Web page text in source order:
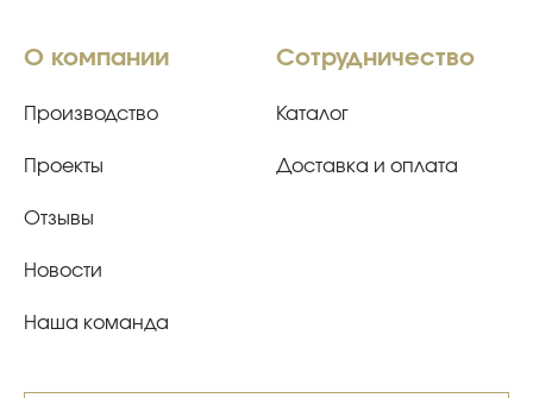
О компании
Производство
Проекты
Отзывы
Новости
Наша команда
Сотрудничество
Каталог
Доставка и оплата